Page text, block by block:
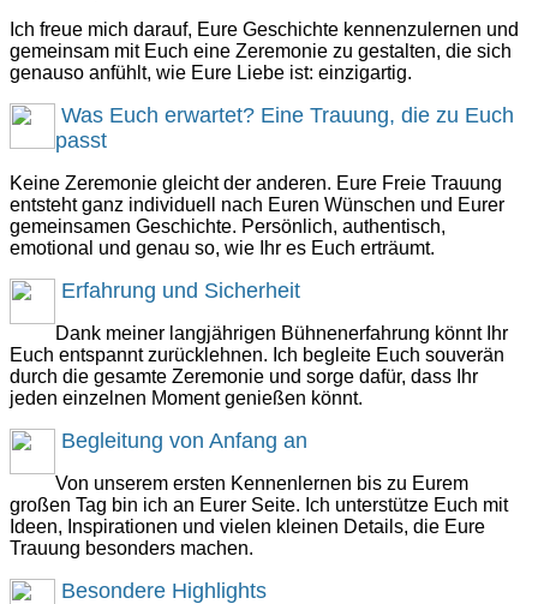
Ich freue mich darauf, Eure Geschichte kennenzulernen und
gemeinsam mit Euch eine Zeremonie zu gestalten, die sich
genauso anfühlt, wie Eure Liebe ist: einzigartig.
Was Euch erwartet? Eine Trauung, die zu Euch
passt
Keine Zeremonie gleicht der anderen. Eure Freie Trauung
entsteht ganz individuell nach Euren Wünschen und Eurer
gemeinsamen Geschichte. Persönlich, authentisch,
emotional und genau so, wie Ihr es Euch erträumt.
Erfahrung und Sicherheit
Dank meiner langjährigen Bühnenerfahrung könnt Ihr
Euch entspannt zurücklehnen. Ich begleite Euch souverän
durch die gesamte Zeremonie und sorge dafür, dass Ihr
jeden einzelnen Moment genießen könnt.
Begleitung von Anfang an
Von unserem ersten Kennenlernen bis zu Eurem
großen Tag bin ich an Eurer Seite. Ich unterstütze Euch mit
Ideen, Inspirationen und vielen kleinen Details, die Eure
Trauung besonders machen.
Besondere Highlights